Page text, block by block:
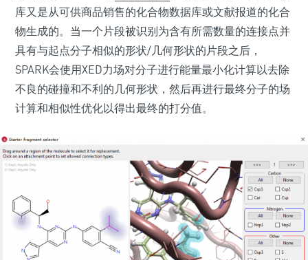
库又是从可供商品销售的化合物数据库或文献报道的化合
物生成的。当一个片段被识别为含有所需数量的连接点并
具有与起点分子相似的形状/几何形状的片段之后，
SPARK会使用XED力场对分子进行能量最小化计算以去除
不良的碰撞和不利的几何形状，然后再进行最终分子的场
计算和相似性优化以得出最终的打分值。